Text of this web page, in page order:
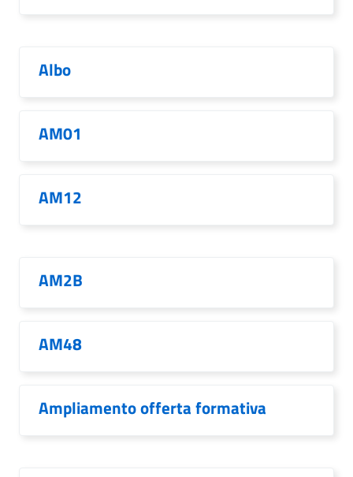
Albo
AM01
AM12
AM2B
AM48
Ampliamento offerta formativa